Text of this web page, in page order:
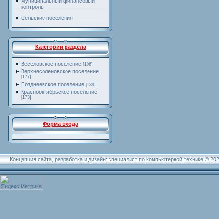
контроль
Сельские поселения
Категории раздела
Веселовское поселение [106]
Верхнесоленовское поселение
[177]
Позднеевское поселение [139]
Краснооктябрьское поселение
[173]
Форма входа
Концепция сайта, разработка и дизайн: специалист по компьютерной технике ©